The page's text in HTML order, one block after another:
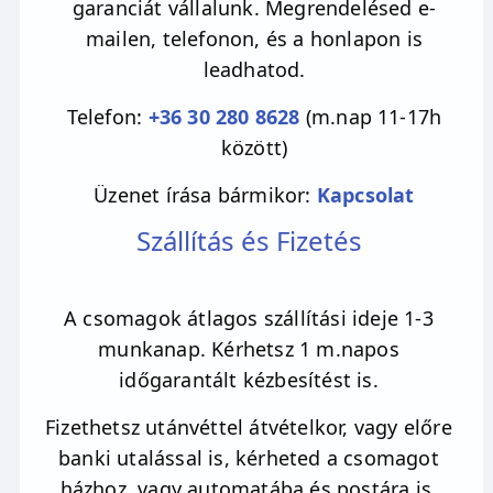
mocsarak mélyéről. Támogatja a spirituális
fejlődést, fokozza az intuitív képességeket.
Remekül alkalmazható meditációhoz is,
ugyanis ha úgy vesszük, hogy a meditáció a
lélek nyelve, akkor az arany rutilkvarc a
befogadására ösztönöz. Aktiválja a kreatív
energiákat, kreativitásod újult erővel
melyen megvalósíthatod önmagad, a lelked
pedig szabadon szárnyalhat. Közben
szembesít mindazokkal az általad generált
akadályokkal, amik a szabadság megélésében
gátolnak. Arra buzdít, hogy mélyebben merülj
el önmagadban és elvezet a problémáid
garanciát vállalunk. Megrendelésed e-
mailen, telefonon, és a honlapon is
leadhatod.
Telefon: +36 30 280 8628 (m.nap 11-17h
között)
Üzenet írása bármikor: Kapcsolat
Szállítás és Fizetés
A csomagok átlagos szállítási ideje 1-3
munkanap. Kérhetsz 1 m.napos
időgarantált kézbesítést is.
Fizethetsz utánvéttel átvételkor, vagy előre
banki utalással is, kérheted a csomagot